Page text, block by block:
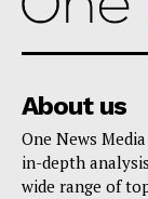
About us
One News
in-depth
wide range of